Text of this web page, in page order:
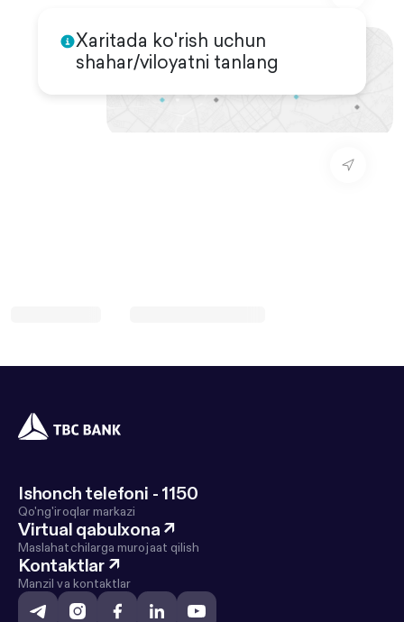
Xaritada ko'rish uchun
shahar/viloyatni tanlang
Ishonch telefoni - 1150
Qo'ng'iroqlar markazi
Virtual qabulxona ↗
Maslahatchilarga murojaat qilish
Kontaktlar ↗
Manzil va kontaktlar